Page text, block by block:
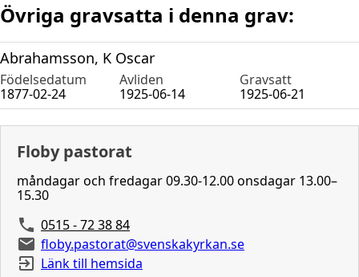
Övriga gravsatta i denna grav:
Abrahamsson, K Oscar
Födelsedatum Avliden
Gravsatt
1877-02-24
1925-06-14 1925-06-21
Floby pastorat
måndagar och fredagar 09.30-12.00 onsdagar 13.00–
15.30
0515 - 72 38 84
floby.pastorat@svenskakyrkan.se
Länk till hemsida